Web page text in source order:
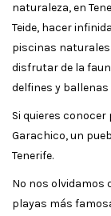
naturaleza, en
Teide, hacer
piscinas naturales
disfrutar de la
delfines y
Si quieres
Garachico, un
Tenerife.
No nos olvidamos
playas más